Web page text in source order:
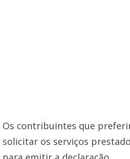
Os contribuintes que
solicitar os serviços